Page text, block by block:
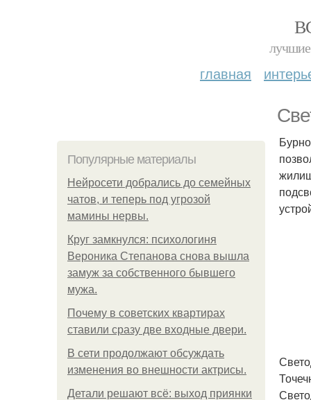
лучшие
главная
Популярные материалы
Нейросети добрались до семейных
чатов, и теперь под угрозой
мамины нервы.
Круг замкнулся: психологиня
Вероника Степанова снова вышла
замуж за собственного бывшего
мужа.
Почему в советских квартирах
ставили сразу две входные двери.
В сети продолжают обсуждать
изменения во внешности актрисы.
Детали решают всё: выход приянки